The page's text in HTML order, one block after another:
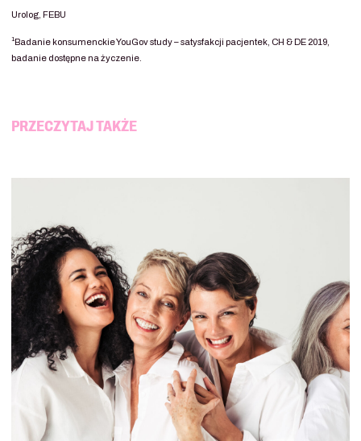
Urolog, FEBU
1 Badanie konsumenckie YouGov study – satysfakcji pacjentek, CH & DE 2019,
badanie dostępne na życzenie.
PRZECZYTAJ TAKŻE